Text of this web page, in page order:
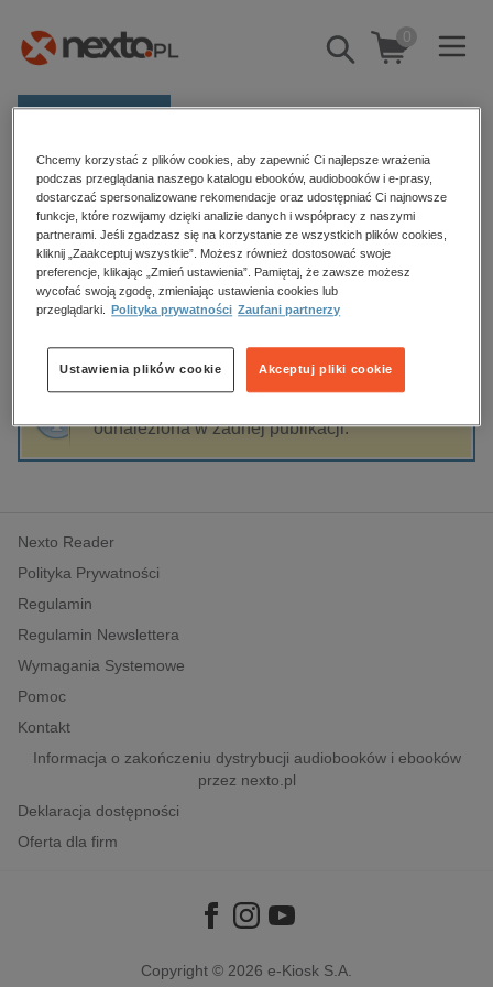
Pokaż/schowaj
wyszukiwarkę
0
Kategorie
Zobacz wszystkie E-prasa
budownictwo, aranżacja wnętrz
biznesowe, branżowe, gospodarka
dzienniki
edukacja
hobby, sport, rozrywka
komputery, internet, technologie, informatyka
polityka, społeczno-informacyjne
psychologiczne
inne
popularno-naukowe
historia
Strona główna Ewa Pisula Dąbrowska
Ewa Pisula Dąbrowska
Sortowanie Filtrowanie
odnaleziona w żadnej publikacji.
Nexto Reader
Polityka Prywatności
Regulamin
Regulamin Newslettera
Wymagania Systemowe
Pomoc
Kontakt
Informacja o zakończeniu dystrybucji audiobooków i ebooków
przez nexto.pl
Deklaracja dostępności
Oferta dla firm
Copyright © 2026 e-Kiosk S.A.
Chcemy korzystać z plików cookies, aby zapewnić Ci najlepsze wrażenia
podczas przeglądania naszego katalogu ebooków, audiobooków i e-prasy,
dostarczać spersonalizowane rekomendacje oraz udostępniać Ci najnowsze
funkcje, które rozwijamy dzięki analizie danych i współpracy z naszymi
partnerami. Jeśli zgadzasz się na korzystanie ze wszystkich plików cookies,
kliknij „Zaakceptuj wszystkie”. Możesz również dostosować swoje
preferencje, klikając „Zmień ustawienia”. Pamiętaj, że zawsze możesz
wycofać swoją zgodę, zmieniając ustawienia cookies lub
przeglądarki.
Polityka prywatności Zaufani partnerzy
Akceptuj pliki cookie
Ustawienia plików cookie